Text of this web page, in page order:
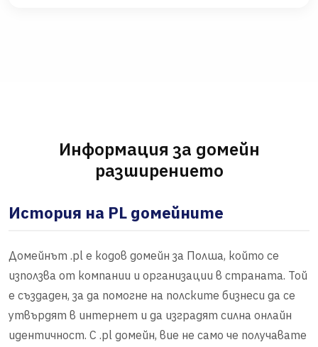
Информация за домейн
разширението
История на PL домейните
Домейнът .pl е кодов домейн за Полша, който се
използва от компании и организации в страната. Той
е създаден, за да помогне на полските бизнеси да се
утвърдят в интернет и да изградят силна онлайн
идентичност. С .pl домейн, вие не само че получавате